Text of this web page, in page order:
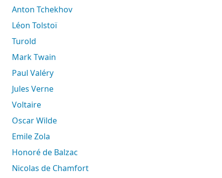
Anton Tchekhov
Léon Tolstoï
Turold
Mark Twain
Paul Valéry
Jules Verne
Voltaire
Oscar Wilde
Emile Zola
Honoré de Balzac
Nicolas de Chamfort